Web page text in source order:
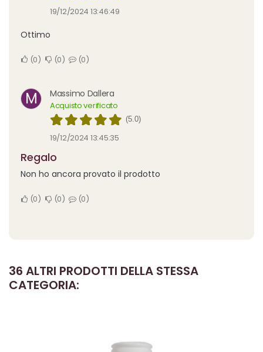
19/12/2024 13:46:49
Ottimo
0 0 0
M Massimo Dallera
Acquisto verificato
(5.0)
19/12/2024 13:45:35
Regalo
Non ho ancora provato il prodotto
0 0 0
36 ALTRI PRODOTTI DELLA STESSA
CATEGORIA: